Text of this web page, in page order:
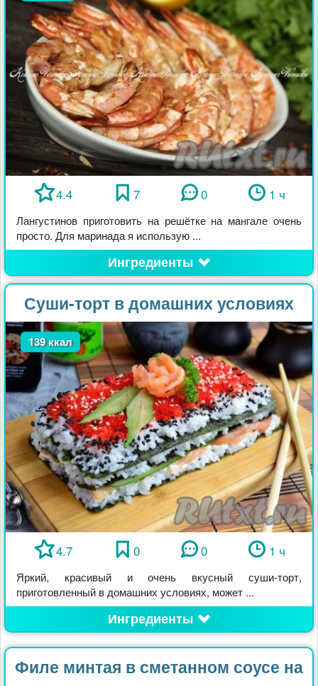
4.4 7 0 1 ч
Лангустинов приготовить на решётке на мангале очень
просто. Для маринада я использую ...
Ингредиенты
Суши-торт в домашних условиях
139 ккал
4.7 0 0 1 ч
Яркий, красивый и очень вкусный суши-торт,
приготовленный в домашних условиях, может ...
Ингредиенты
Филе минтая в сметанном соусе на